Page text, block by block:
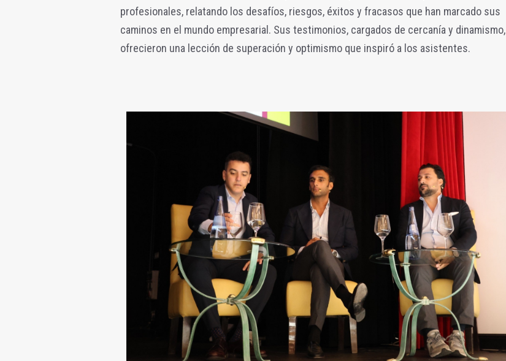
profesionales, relatando los desafíos, riesgos, éxitos y fracasos que han marcado sus
caminos en el mundo empresarial. Sus testimonios, cargados de cercanía y dinamismo,
ofrecieron una lección de superación y optimismo que inspiró a los asistentes.